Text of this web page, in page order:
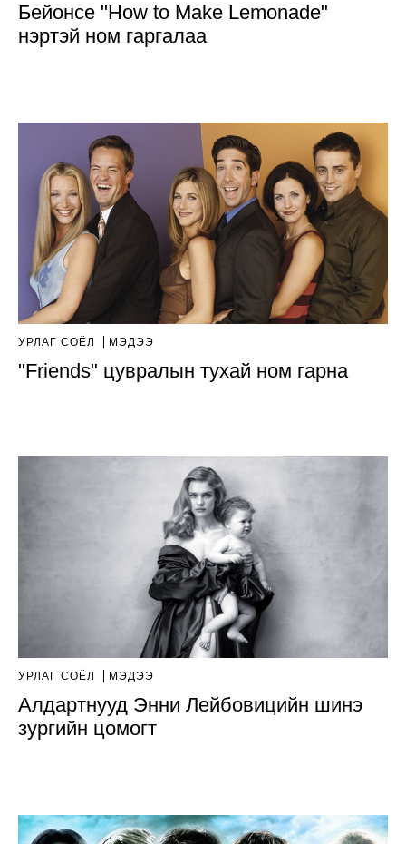
Бейонсе "How to Make Lemonade"
нэртэй ном гаргалаа
УРЛАГ СОЁЛ МЭДЭЭ
"Friends" цувралын тухай ном гарна
УРЛАГ СОЁЛ МЭДЭЭ
Алдартнууд Энни Лейбовицийн шинэ
зургийн цомогт